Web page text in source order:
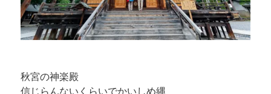
秋宮の神楽殿
信じらんないくらいでかいしめ縄